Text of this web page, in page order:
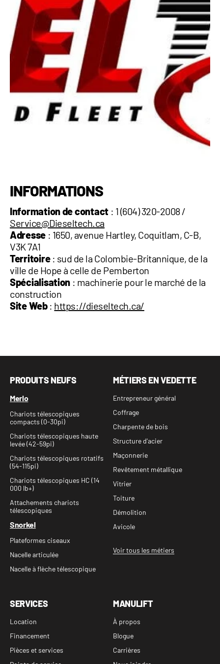
INFORMATIONS
Information de contact : 1 (604) 320-2008 /
Service@Dieseltech.ca
Adresse : 1650, avenue Hartley, Coquitlam, C-B,
V3K 7A1
Territoire: sud de la Colombie-Britannique, de la
ville de Hope à celle de Pemberton
Spécialisation : machinerie pour le marché de la
construction
Site Web: https://dieseltech.ca/
PRODUITS NEUFS
Merlo
Chariots télescopiques
compacts (0-30pi)
Chariots télescopiques haute
levée (42-59pi)
Chariots télescopiques rotatifs
(54-115pi)
Chariots télescopiques HC (14
000 lb+)
Attachements chariots
télescopiques
Snorkel
Plateformes ciseaux
Nacelle articulée
Nacelle à flèche télescopique
MÉTIERS EN VEDETTE
Entrepreneur général
Coffrage
Charpente de bois
Structure d'acier
Maçonnerie
Revêtement métallique
Vitrier
Toiture
Démolition
Avicole
Voir tous les métiers
SERVICES
Location
Financement
Pièces et services
MANULIFT
À propos
Blogue
Carrières